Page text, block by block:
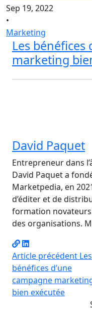
Sep 19, 2022
•
Marketing
Les bénéfices
marketing
David Paquet
Entrepreneur dans
David Paquet a
Marketpedia, en
d’éditer et de
formation
des organisations.
Article précédent Les
bénéfices d’une
campagne
bien exécutée